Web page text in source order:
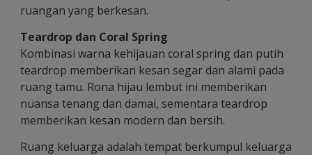
ruangan yang berkesan.
Teardrop dan Coral Spring
Kombinasi warna kehijauan coral spring dan putih
teardrop memberikan kesan segar dan alami pada
ruang tamu. Rona hijau lembut ini memberikan
nuansa tenang dan damai, sementara teardrop
memberikan kesan modern dan bersih.
Ruang keluarga adalah tempat berkumpul keluarga